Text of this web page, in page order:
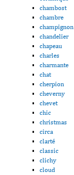
chambost
chambre
champignon
chandelier
chapeau
charles
charmante
chat
cherpion
cheverny
chevet
chic
christmas
circa
clarté
classic
clichy
cloud